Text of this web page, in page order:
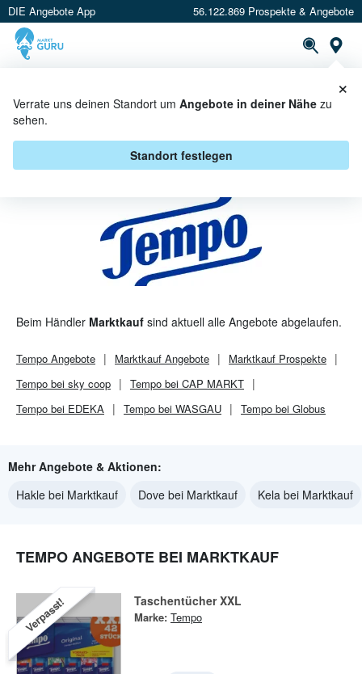
DIE Angebote App 56.122.869 Prospekte & Angebote
Verrate uns deinen Standort um Angebote in deiner Nähe zu
sehen.
Standort festlegen
×
TEMPO BEI MARKTKAUF -
ANGEBOTE & AKTIONEN
Beim Händler Marktkauf sind aktuell alle Angebote abgelaufen.
Tempo Angebote Marktkauf Angebote Marktkauf Prospekte
Tempo bei sky coop
Tempo bei CAP MARKT
Tempo bei EDEKA
Tempo bei WASGAU Tempo bei Globus
Mehr Angebote & Aktionen:
Hakle bei Marktkauf
Dove bei Marktkauf Kela bei Marktkauf
TEMPO ANGEBOTE BEI MARKTKAUF
Verpasst! Taschentücher XXL
Marke: Tempo